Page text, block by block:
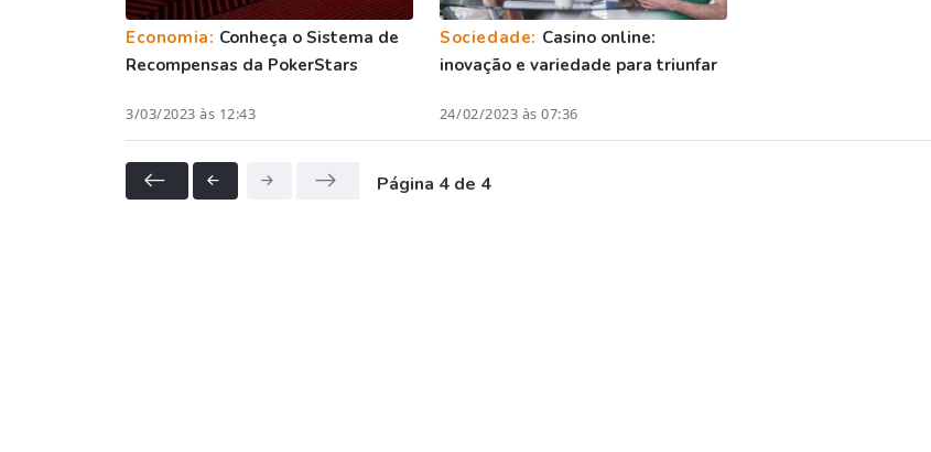
Economia: Conheça o Sistema de
Recompensas da PokerStars
3/03/2023 às 12:43
Sociedade: Casino online:
inovação e variedade para triunfar
24/02/2023 às 07:36
Página 4 de 4